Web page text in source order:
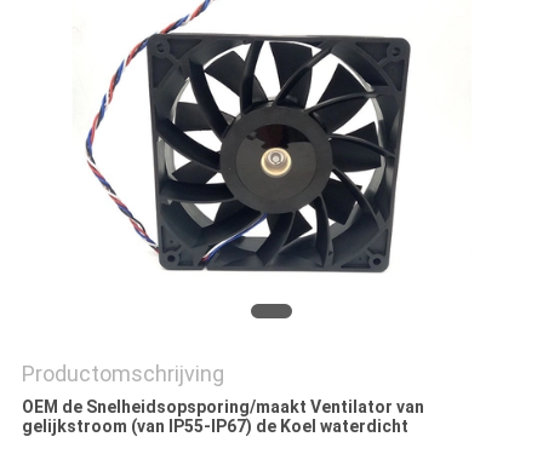
PRIVACY
POLICY
Productomschrijving
OEM de Snelheidsopsporing/maakt Ventilator van
gelijkstroom (van IP55-IP67) de Koel waterdicht